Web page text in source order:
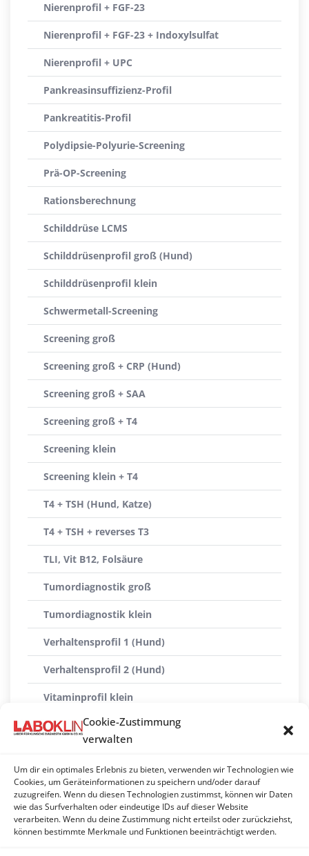
Cookie-Zustimmung
verwalten
Um dir ein optimales Erlebnis zu bieten, verwenden wir Technologien wie
Cookies, um Geräteinformationen zu speichern und/oder darauf
zuzugreifen. Wenn du diesen Technologien zustimmst, können wir Daten
wie das Surfverhalten oder eindeutige IDs auf dieser Website
verarbeiten. Wenn du deine Zustimmung nicht erteilst oder zurückziehst,
können bestimmte Merkmale und Funktionen beeinträchtigt werden.
Nierenprofil + FGF-23
Nierenprofil + FGF-23 + Indoxylsulfat
Nierenprofil + UPC
Pankreasinsuffizienz-Profil
Pankreatitis-Profil
Polydipsie-Polyurie-Screening
Prä-OP-Screening
Rationsberechnung
Schilddrüse LCMS
Schilddrüsenprofil groß (Hund)
Schilddrüsenprofil klein
Schwermetall-Screening
Screening groß
Screening groß + CRP (Hund)
Screening groß + SAA
Screening groß + T4
Screening klein
Screening klein + T4
T4 + TSH (Hund, Katze)
T4 + TSH + reverses T3
TLI, Vit B12, Folsäure
Tumordiagnostik groß
Tumordiagnostik klein
Verhaltensprofil 1 (Hund)
Verhaltensprofil 2 (Hund)
Vitaminprofil klein
Vitaminprofil groß
Vorsorgeprofil Schilddrüse
Vorsorgeprofil Schilddrüse fT4 (Hund)
Vorsorgeprofil Schilddrüse T4